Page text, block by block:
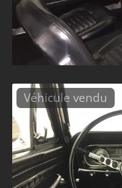
Véhicule vendu